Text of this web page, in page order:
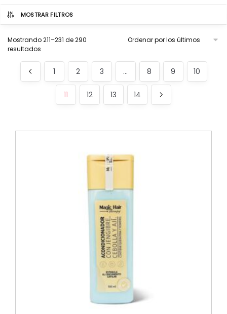
MOSTRAR FILTROS
Mostrando 211–231 de 290
resultados
1 2 3 … 8 9 10
11 12 13 14